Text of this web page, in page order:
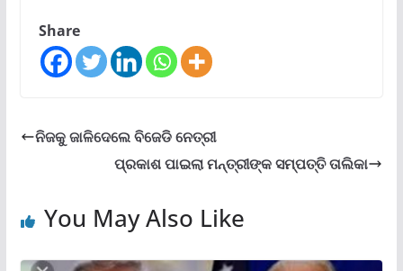
Share
ନିଜକୁ ଜାଳିଦେଲେ ବିଜେଡି ନେତ୍ରୀ
ପ୍ରକାଶ ପାଇଲା ମନ୍ତ୍ରୀଙ୍କ ସମ୍ପତ୍ତି ତାଲିକା
You May Also Like